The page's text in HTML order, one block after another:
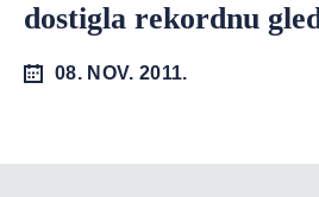
dostigla rekordnu
08. NOV. 2011.